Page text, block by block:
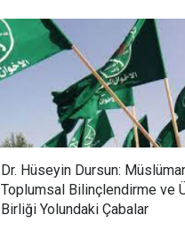
Dr. Hüseyin Dursun:
Toplumsal Bilinçlendirme ve
Birliği Yolundaki Çabalar